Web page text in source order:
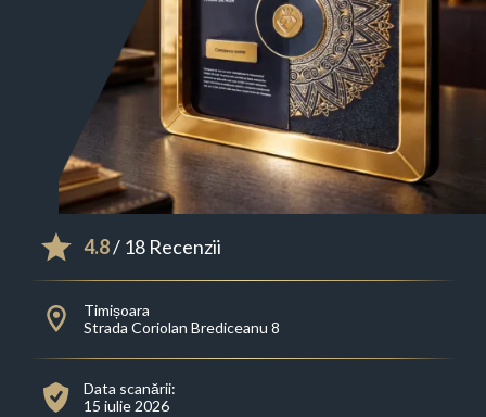
4.8/ 18 Recenzii
Timișoara
Strada Coriolan Brediceanu 8
Data scanării:
15 iulie 2026